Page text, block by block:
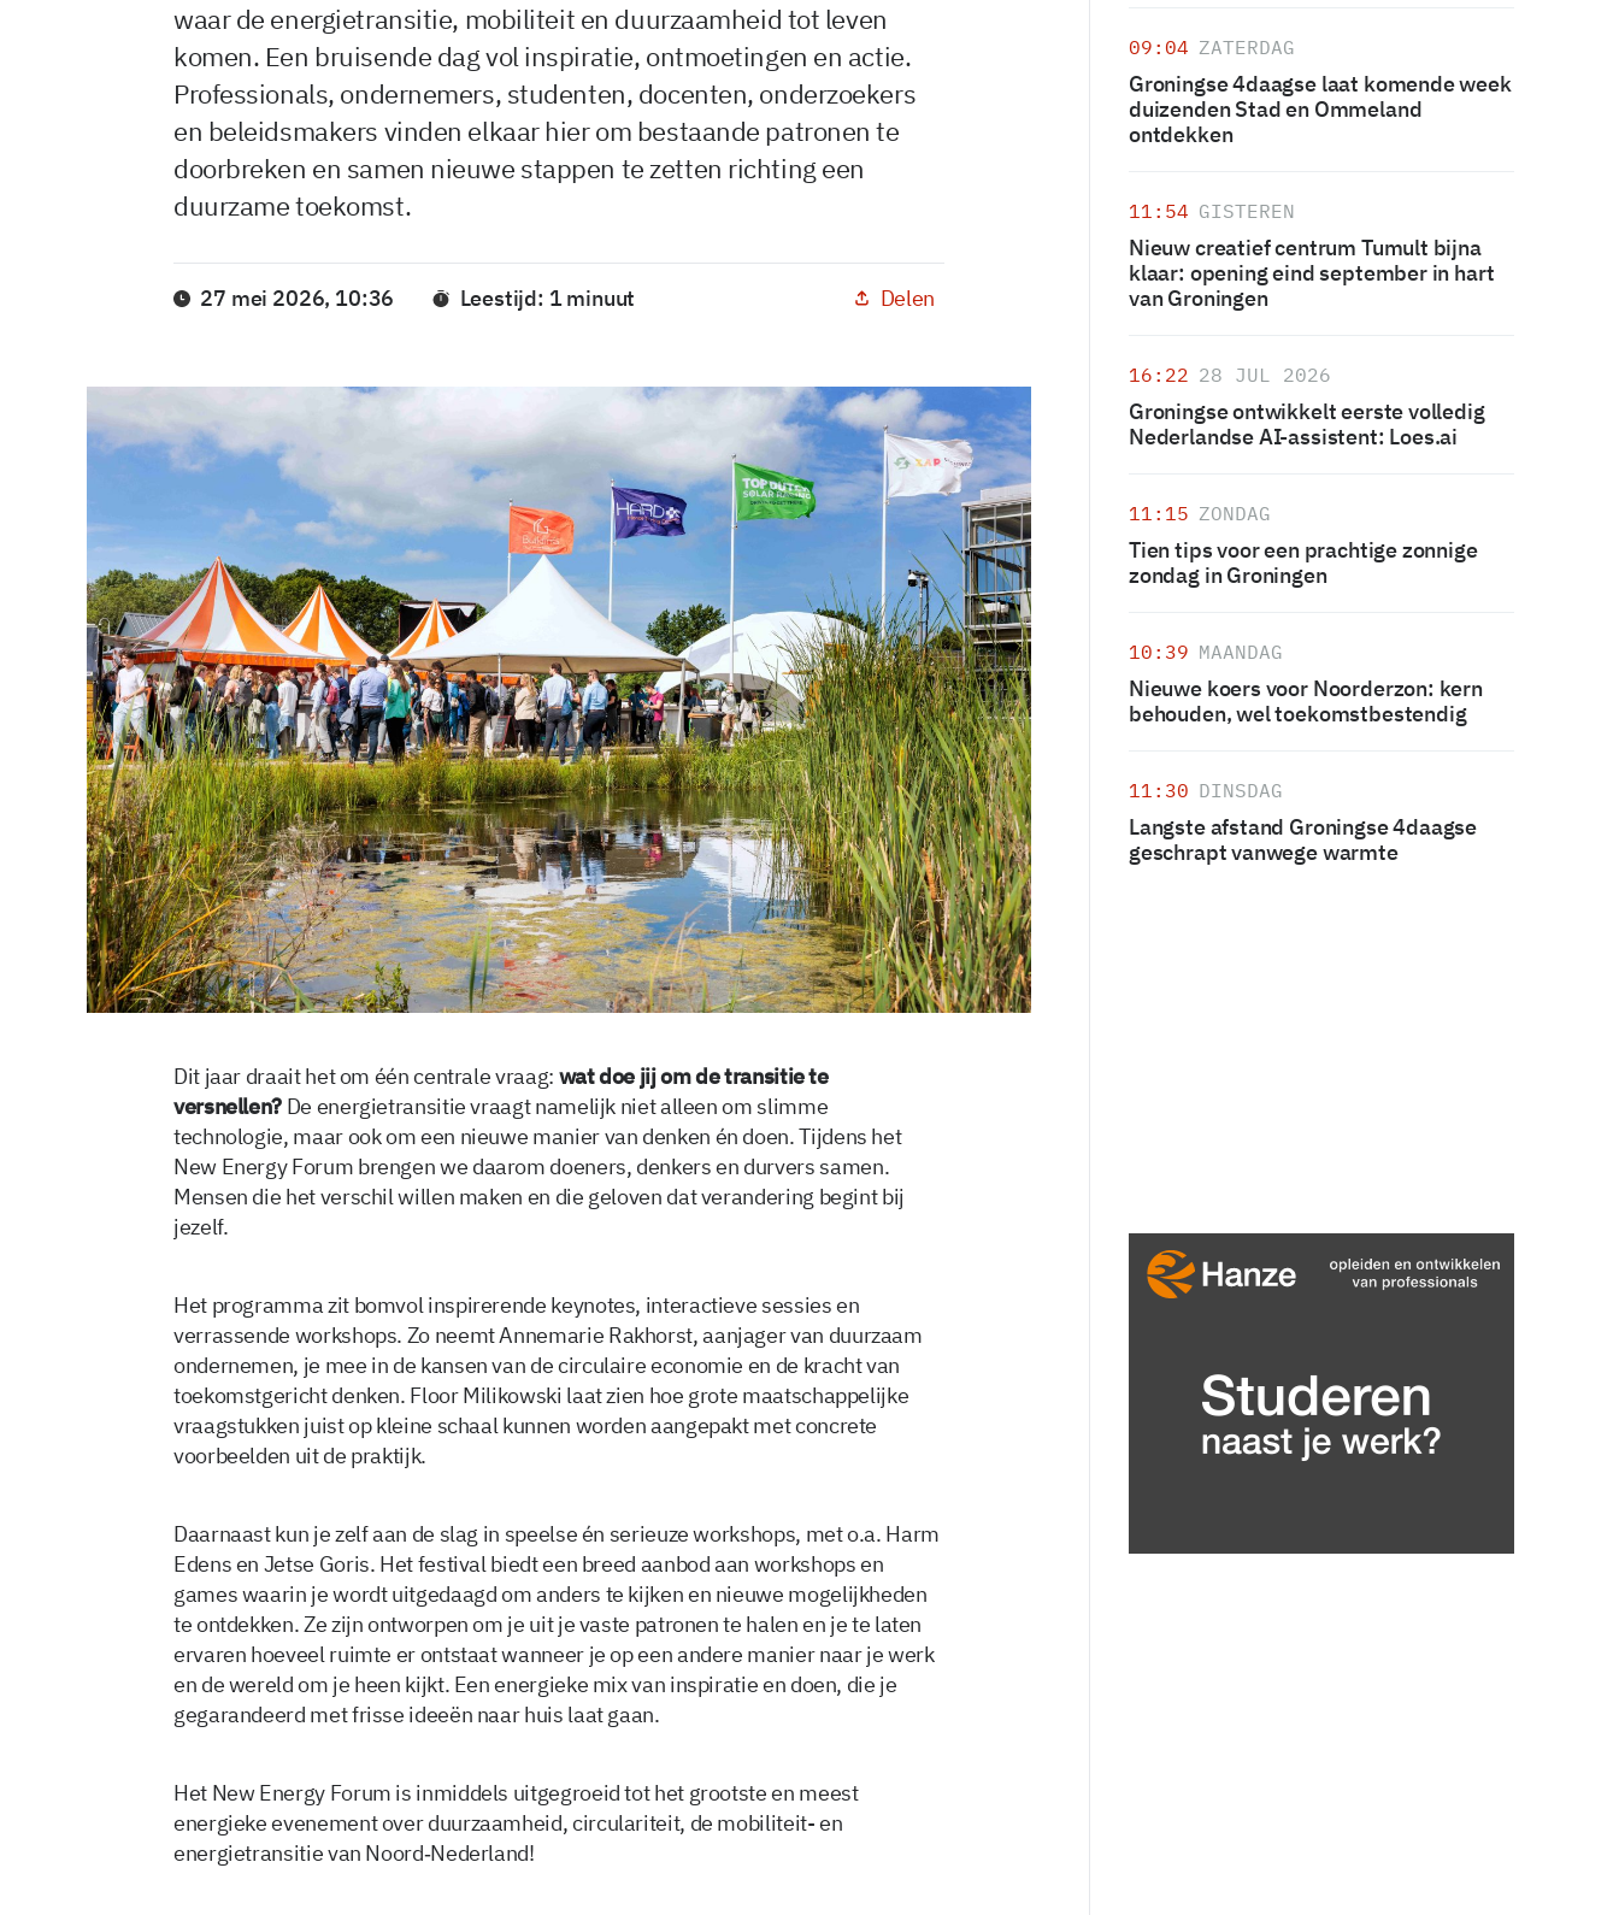
waar de energietransitie, mobiliteit en duurzaamheid tot leven
komen. Een bruisende dag vol inspiratie, ontmoetingen en actie.
Professionals, ondernemers, studenten, docenten, onderzoekers
en beleidsmakers vinden elkaar hier om bestaande patronen te
doorbreken en samen nieuwe stappen te zetten richting een
duurzame toekomst.
27 mei 2026, 10:36 Leestijd: 1 minuut Delen
Dit jaar draait het om één centrale vraag: wat doe jij om de transitie te
versnellen? De energietransitie vraagt namelijk niet alleen om slimme
technologie, maar ook om een nieuwe manier van denken én doen. Tijdens het
New Energy Forum brengen we daarom doeners, denkers en durvers samen.
Mensen die het verschil willen maken en die geloven dat verandering begint bij
jezelf.
Het programma zit bomvol inspirerende keynotes, interactieve sessies en
verrassende workshops. Zo neemt Annemarie Rakhorst, aanjager van duurzaam
ondernemen, je mee in de kansen van de circulaire economie en de kracht van
toekomstgericht denken. Floor Milikowski laat zien hoe grote maatschappelijke
vraagstukken juist op kleine schaal kunnen worden aangepakt met concrete
voorbeelden uit de praktijk.
Daarnaast kun je zelf aan de slag in speelse én serieuze workshops, met o.a. Harm
Edens en Jetse Goris. Het festival biedt een breed aanbod aan workshops en
games waarin je wordt uitgedaagd om anders te kijken en nieuwe mogelijkheden
te ontdekken. Ze zijn ontworpen om je uit je vaste patronen te halen en je te laten
ervaren hoeveel ruimte er ontstaat wanneer je op een andere manier naar je werk
en de wereld om je heen kijkt. Een energieke mix van inspiratie en doen, die je
gegarandeerd met frisse ideeën naar huis laat gaan.
Het New Energy Forum is inmiddels uitgegroeid tot het grootste en meest
energieke evenement over duurzaamheid, circulariteit, de mobiliteit- en
energietransitie van Noord‑Nederland!
09:04 ZATERDAG
Groningse 4daagse laat komende week
duizenden Stad en Ommeland
ontdekken
11:54 GISTEREN
Nieuw creatief centrum Tumult bijna
klaar: opening eind september in hart
van Groningen
16:22 28 JUL 2026
Groningse ontwikkelt eerste volledig
Nederlandse AI-assistent: Loes.ai
11:15 ZONDAG
Tien tips voor een prachtige zonnige
zondag in Groningen
10:39 MAANDAG
Nieuwe koers voor Noorderzon: kern
behouden, wel toekomstbestendig
11:30 DINSDAG
Langste afstand Groningse 4daagse
geschrapt vanwege warmte